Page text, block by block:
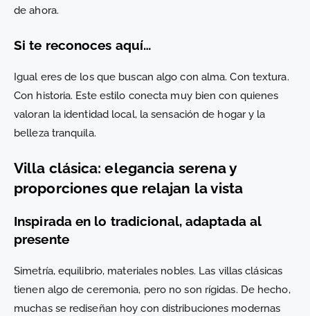
de ahora.
Si te reconoces aquí…
Igual eres de los que buscan algo con alma. Con textura.
Con historia. Este estilo conecta muy bien con quienes
valoran la identidad local, la sensación de hogar y la
belleza tranquila.
Villa clásica: elegancia serena y
proporciones que relajan la vista
Inspirada en lo tradicional, adaptada al
presente
Simetría, equilibrio, materiales nobles. Las villas clásicas
tienen algo de ceremonia, pero no son rígidas. De hecho,
muchas se rediseñan hoy con distribuciones modernas